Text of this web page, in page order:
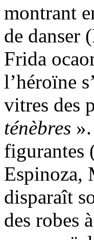
montrant
de danser
Frida
l’héroïne
vitres des
ténèbres
figurantes
Espinoza,
disparaît
des robes